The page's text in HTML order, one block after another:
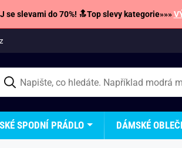
se slevami do 70%! 🔝Top slevy kategorie»»»
SPODNÍ PRÁDLO DÁMSKÉ